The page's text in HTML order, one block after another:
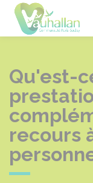
Qu'est-
recours